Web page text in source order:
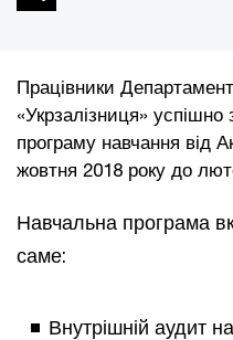
Працівники
«Укрзалізниця»
програму навчання від
жовтня 2018 року до
Навчальна програма
саме:
Внутрішній аудит